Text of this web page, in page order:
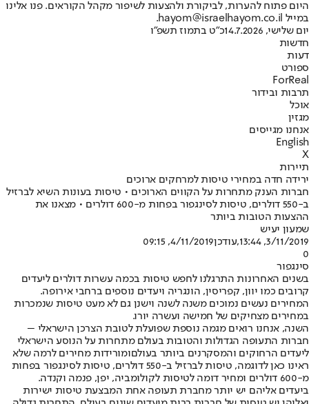
היום פתוח להערות, לביקורת ולהצעות לשיפור מקהל הקוראים. פנו אלינו
במייל hayom@israelhayom.co.il.
יום שלישי, 14.7.2026
כ"ט בתמוז תשפ"ו
חדשות
דעות
ספורט
ForReal
תרבות ובידור
אוכל
מגזין
אנחנו מגייסים
English
X
תיירות
ירידה חדה במחירי טיסות למרחקים ארוכים
חברות הענק מתחרות על הקווים הארוכים • טיסות בעונות השיא לברזיל
ב-550 דולרים, טיסות לסינגפור בפחות מ-600 דולרים • מצאנו את
ההצעות הטובות ביותר
שמעון יעיש
3/11/2019, 13:44
,עודכן4/11/2019, 09:15
0
סינגפור
בשנים האחרונות התרגלנו לחפש טיסות בכמה עשרות דולרים ליעדים
קרובים כמו יוון, קפריסין, הונגריה ויעדים נוספים ברחבי אירופה.
המחירים נעשים נמוכים משנה לשנה וישנן גם לא מעט טיסות שנמכרות
במחירים מצחיקים של חמישה ועשרה יורו.
השנה, אנחנו רואים מגמה נוספת שפועלת לטובת הצרכן הישראלי –
חברות התעופה הגדולות והטובות בעולם מתחרות על הנוסע הישראלי
ליעדים הרחוקים והמסקרנים ביותר בעולםומורידות מחירים לרמה שלא
ראינו כאן לדוגמה, טיסות לברזיל ב-550 דולרים, טיסות לסינגפור בפחות
מ-600 דולרים ומחיר דומה לטיסות לקולומביה, יפן, פנמה וקנדה.
ביעדים אליהם יש יותר מחברת תעופה אחת המבצעת טיסות ישירות